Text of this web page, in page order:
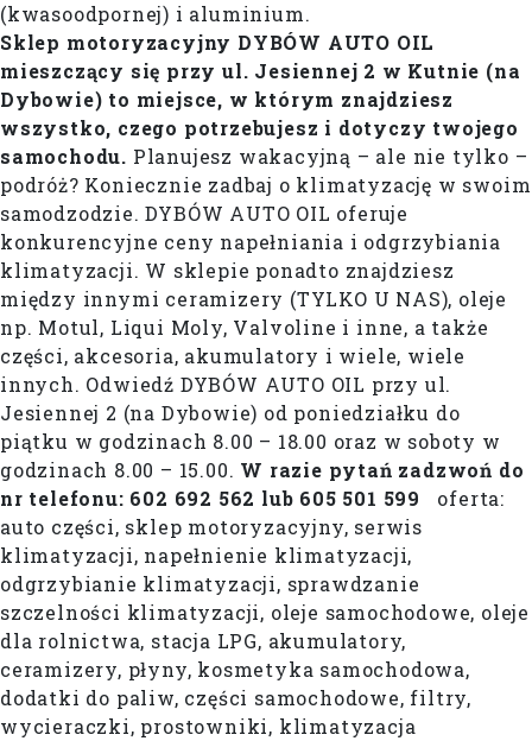
(kwasoodpornej) i aluminium.
Sklep motoryzacyjny DYBÓW AUTO OIL
mieszczący się przy ul. Jesiennej 2 w Kutnie (na
Dybowie) to miejsce, w którym znajdziesz
wszystko, czego potrzebujesz i dotyczy twojego
samochodu. Planujesz wakacyjną – ale nie tylko –
podróż? Koniecznie zadbaj o klimatyzację w swoim
samodzodzie. DYBÓW AUTO OIL oferuje
konkurencyjne ceny napełniania i odgrzybiania
klimatyzacji. W sklepie ponadto znajdziesz
między innymi ceramizery (TYLKO U NAS), oleje
np. Motul, Liqui Moly, Valvoline i inne, a także
części, akcesoria, akumulatory i wiele, wiele
innych. Odwiedź DYBÓW AUTO OIL przy ul.
Jesiennej 2 (na Dybowie) od poniedziałku do
piątku w godzinach 8.00 – 18.00 oraz w soboty w
godzinach 8.00 – 15.00. W razie pytań zadzwoń do
nr telefonu: 602 692 562 lub 605 501 599 oferta:
auto części, sklep motoryzacyjny, serwis
klimatyzacji, napełnienie klimatyzacji,
odgrzybianie klimatyzacji, sprawdzanie
szczelności klimatyzacji, oleje samochodowe, oleje
dla rolnictwa, stacja LPG, akumulatory,
ceramizery, płyny, kosmetyka samochodowa,
dodatki do paliw, części samochodowe, filtry,
wycieraczki, prostowniki, klimatyzacja